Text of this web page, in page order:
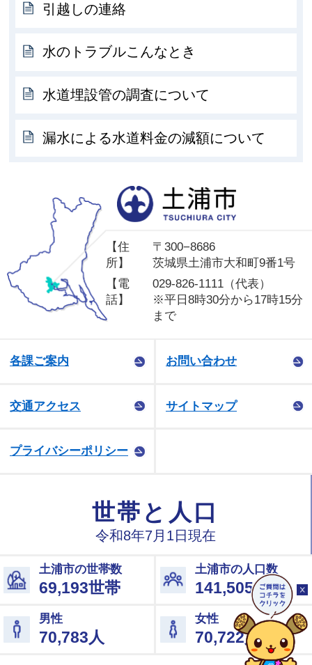
引越しの連絡
水のトラブルこんなとき
水道埋設管の調査について
漏水による水道料金の減額について
【住
所】
〒300−8686
茨城県土浦市大和町9番1号
【電
話】
029-826-1111（代表）
※平日8時30分から17時15分
まで
各課ご案内 お問い合わせ
交通アクセス サイトマップ
プライバシーポリシー